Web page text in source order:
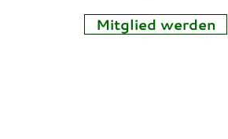
Mitglied werden